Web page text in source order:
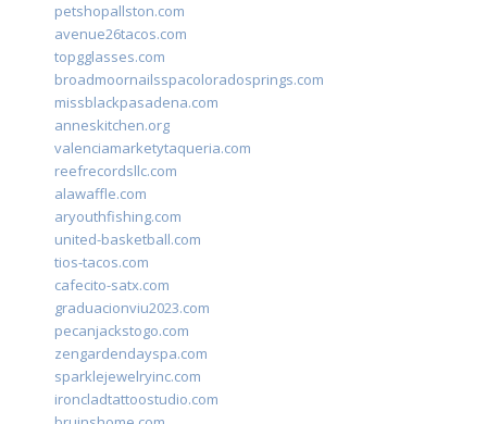
petshopallston.com
avenue26tacos.com
topgglasses.com
broadmoornailsspacoloradosprings.com
missblackpasadena.com
anneskitchen.org
valenciamarketytaqueria.com
reefrecordsllc.com
alawaffle.com
aryouthfishing.com
united-basketball.com
tios-tacos.com
cafecito-satx.com
graduacionviu2023.com
pecanjackstogo.com
zengardendayspa.com
sparklejewelryinc.com
ironcladtattoostudio.com